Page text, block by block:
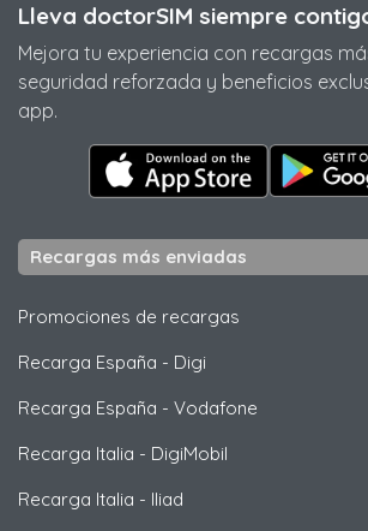
Lleva doctorSIM siempre
Mejora tu experiencia con recargas
seguridad reforzada y beneficios
app.
Recargas más enviadas
Promociones de recargas
Recarga España - Digi
Recarga España - Vodafone
Recarga Italia - DigiMobil
Recarga Italia - Iliad